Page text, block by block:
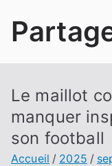
Le maillot
manquer
son football
Accueil 2025